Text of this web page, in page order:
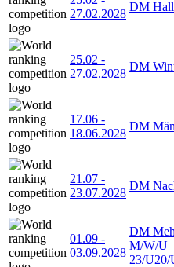
27.02.2028
DM
25.02 -
27.02.2028
DM
17.06 -
18.06.2028
DM
21.07 -
23.07.2028
DM
01.09 -
03.09.2028
DM
M/W/U
23/U20/